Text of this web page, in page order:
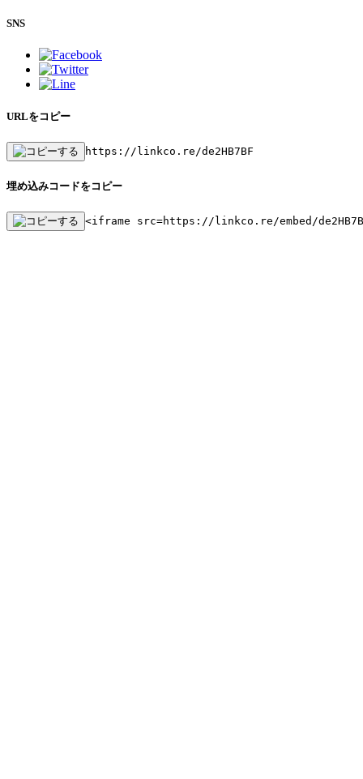
SNS
URLをコピー
https://linkco.re/de2HB7BF
埋め込みコードをコピー
<iframe src=https://linkco.re/embed/